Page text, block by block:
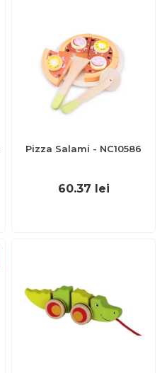
Pizza Salami - NC10586
60.37 lei